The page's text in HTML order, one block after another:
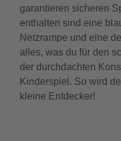
garantieren sicheren
enthalten sind eine
Netzrampe und eine
alles, was du für den
der durchdachten
Kinderspiel. So wird
kleine Entdecker!